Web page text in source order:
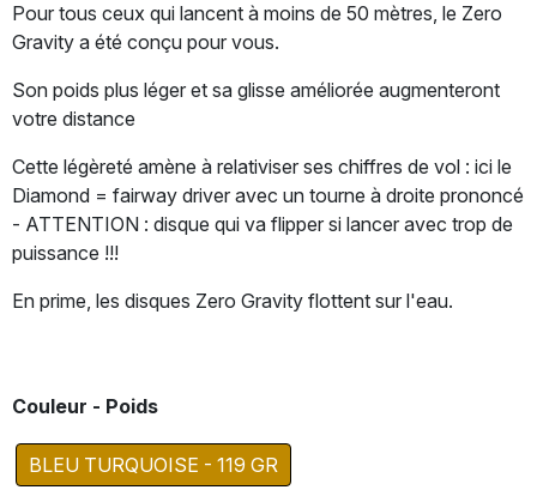
Pour tous ceux qui lancent à moins de 50 mètres, le Zero
Gravity a été conçu pour vous.
Son poids plus léger et sa glisse améliorée augmenteront
votre distance
Cette légèreté amène à relativiser ses chiffres de vol : ici le
Diamond = fairway driver avec un tourne à droite prononcé
- ATTENTION : disque qui va flipper si lancer avec trop de
puissance !!!
En prime, les disques Zero Gravity flottent sur l'eau.
Couleur - Poids
BLEU TURQUOISE - 119 GR